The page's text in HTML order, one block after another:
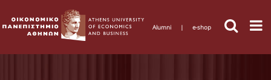
Alumni | e-shop